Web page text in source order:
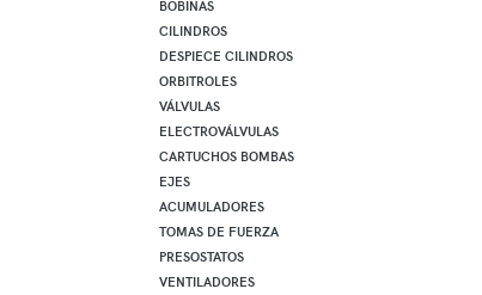
BOBINAS
CILINDROS
DESPIECE CILINDROS
ORBITROLES
VÁLVULAS
ELECTROVÁLVULAS
CARTUCHOS BOMBAS
EJES
ACUMULADORES
TOMAS DE FUERZA
PRESOSTATOS
VENTILADORES